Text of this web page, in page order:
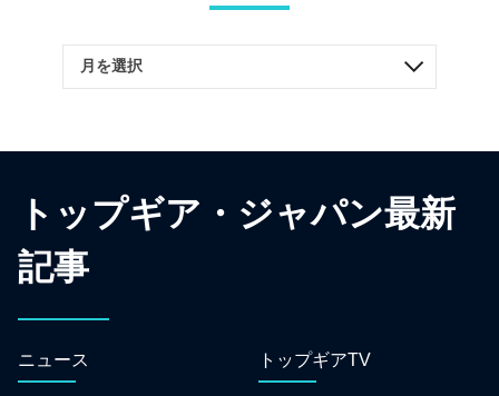
トップギア・ジャパン最新
記事
ニュース トップギアTV